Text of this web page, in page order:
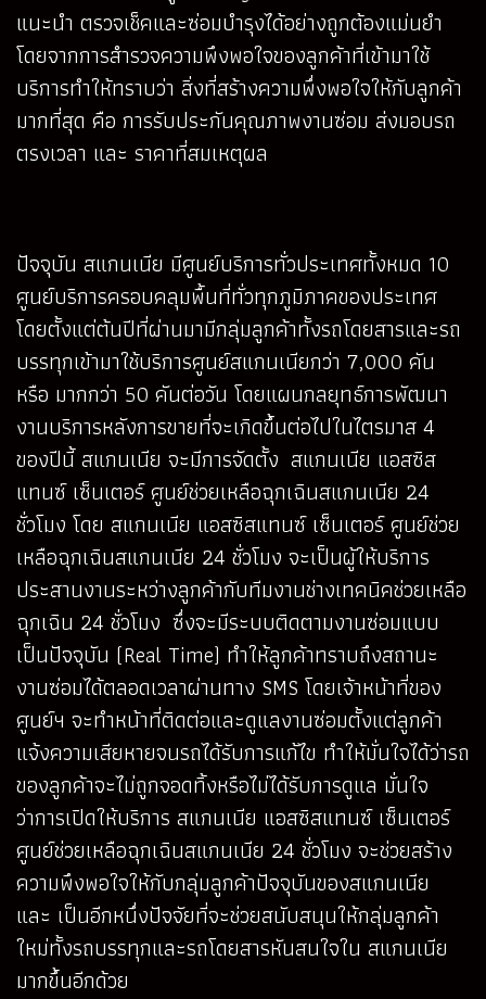
แนะนำ ตรวจเช็คและซ่อมบำรุงได้อย่างถูกต้องแม่นยำ
โดยจากการสำรวจความพึงพอใจของลูกค้าที่เข้ามาใช้
บริการทำให้ทราบว่า สิ่งที่สร้างความพึ่งพอใจให้กับลูกค้า
มากที่สุด คือ การรับประกันคุณภาพงานซ่อม ส่งมอบรถ
ตรงเวลา และ ราคาที่สมเหตุผล
ปัจจุบัน สแกนเนีย มีศูนย์บริการทั่วประเทศทั้งหมด 10
ศูนย์บริการครอบคลุมพื้นที่ทั่วทุกภูมิภาคของประเทศ
โดยตั้งแต่ต้นปีที่ผ่านมามีกลุ่มลูกค้าทั้งรถโดยสารและรถ
บรรทุกเข้ามาใช้บริการศูนย์สแกนเนียกว่า 7,000 คัน
หรือ มากกว่า 50 คันต่อวัน โดยแผนกลยุทธ์การพัฒนา
งานบริการหลังการขายที่จะเกิดขึ้นต่อไปในไตรมาส 4
ของปีนี้ สแกนเนีย จะมีการจัดตั้ง สแกนเนีย แอสซิส
แทนซ์ เซ็นเตอร์ ศูนย์ช่วยเหลือฉุกเฉินสแกนเนีย 24
ชั่วโมง โดย สแกนเนีย แอสซิสแทนซ์ เซ็นเตอร์ ศูนย์ช่วย
เหลือฉุกเฉินสแกนเนีย 24 ชั่วโมง จะเป็นผู้ให้บริการ
ประสานงานระหว่างลูกค้ากับทีมงานช่างเทคนิคช่วยเหลือ
ฉุกเฉิน 24 ชั่วโมง ซึ่งจะมีระบบติดตามงานซ่อมแบบ
เป็นปัจจุบัน (Real Time) ทำให้ลูกค้าทราบถึงสถานะ
งานซ่อมได้ตลอดเวลาผ่านทาง SMS โดยเจ้าหน้าที่ของ
ศูนย์ฯ จะทำหน้าที่ติดต่อและดูแลงานซ่อมตั้งแต่ลูกค้า
แจ้งความเสียหายจนรถได้รับการแก้ไข ทำให้มั่นใจได้ว่ารถ
ของลูกค้าจะไม่ถูกจอดทิ้งหรือไม่ได้รับการดูแล มั่นใจ
ว่าการเปิดให้บริการ สแกนเนีย แอสซิสแทนซ์ เซ็นเตอร์
ศูนย์ช่วยเหลือฉุกเฉินสแกนเนีย 24 ชั่วโมง จะช่วยสร้าง
ความพึงพอใจให้กับกลุ่มลูกค้าปัจจุบันของสแกนเนีย
และ เป็นอีกหนึ่งปัจจัยที่จะช่วยสนับสนุนให้กลุ่มลูกค้า
ใหม่ทั้งรถบรรทุกและรถโดยสารหันสนใจใน สแกนเนีย
มากขึ้นอีกด้วย